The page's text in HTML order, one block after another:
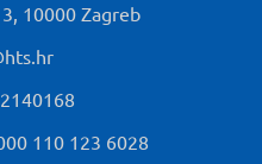
10000 Zagreb
110 123 6028